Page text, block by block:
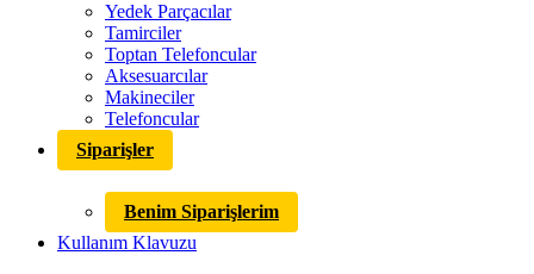
Yedek Parçacılar
Tamirciler
Toptan Telefoncular
Aksesuarcılar
Makineciler
Telefoncular
Siparişler
Benim Siparişlerim
Kullanım Klavuzu